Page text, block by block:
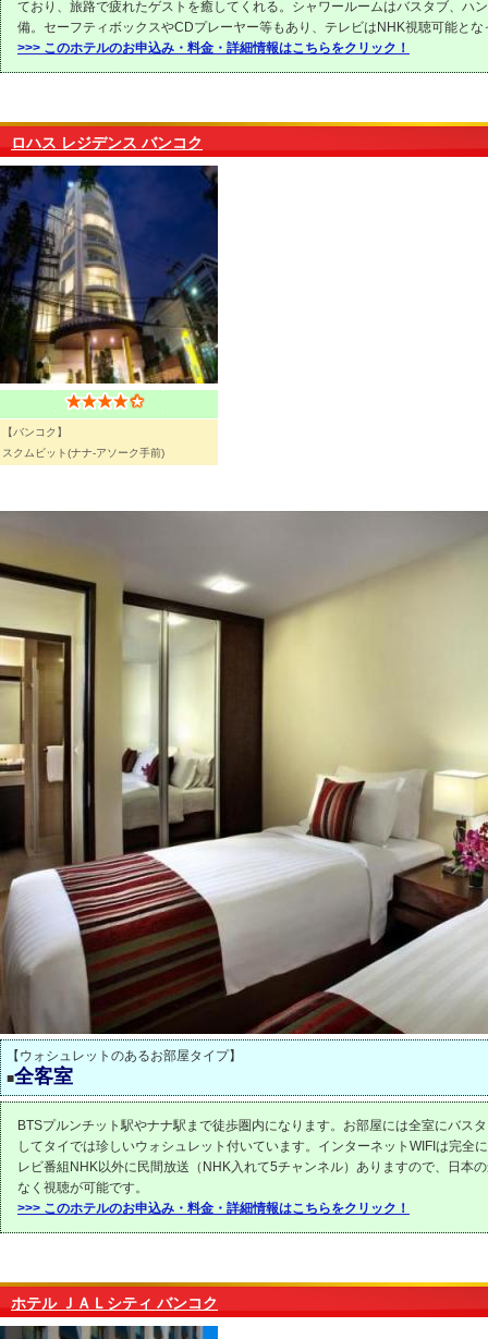
ており、旅路で疲れたゲストを癒してくれる。シャワールームはバスタブ、ハ
備。セーフティボックスやCDプレーヤー等もあり、テレビはNHK視聴可能とな
>>> このホテルのお申込み・料金・詳細情報はこちらをクリック！
ロハス レジデンス バンコク
【バンコク】
スクムビット(ナナ-アソーク手前)
【ウォシュレットのあるお部屋タイプ】
■全客室
BTSプルンチット駅やナナ駅まで徒歩圏内になります。お部屋には全室にバス
してタイでは珍しいウォシュレット付いています。インターネットWIFIは完全
レビ番組NHK以外に民間放送（NHK入れて5チャンネル）ありますので、日本
なく視聴が可能です。
>>> このホテルのお申込み・料金・詳細情報はこちらをクリック！
ホテル ＪＡＬシティ バンコク